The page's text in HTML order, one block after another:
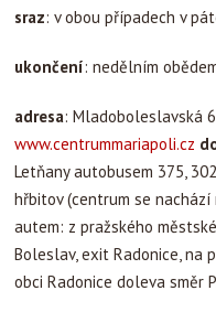
sraz: v obou případech v
ukončení: nedělním
adresa: Mladoboleslavská
www.centrummariapoli.cz
Letňany autobusem 375,
hřbitov (centrum se
autem: z pražského
Boleslav, exit Radonice, na
obci Radonice doleva směr